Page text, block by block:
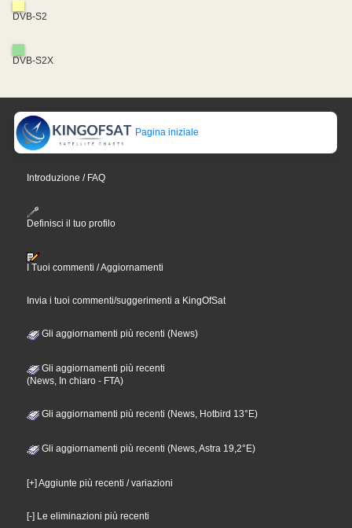
DVB-S2
DVB-S2X
Pagina iniziale
Introduzione / FAQ
Definisci il tuo profilo
I Tuoi commenti / Aggiornamenti
Invia i tuoi commenti/suggerimenti a KingOfSat
Gli aggiornamenti più recenti (News)
Gli aggiornamenti più recenti
(News, In chiaro - FTA)
Gli aggiornamenti più recenti (News, Hotbird 13°E)
Gli aggiornamenti più recenti (News, Astra 19,2°E)
[+] Aggiunte più recenti / variazioni
[-] Le eliminazioni più recenti